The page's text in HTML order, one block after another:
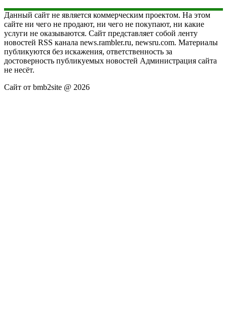
Данный сайт не является коммерческим проектом. На этом
сайте ни чего не продают, ни чего не покупают, ни какие
услуги не оказываются. Сайт представляет собой ленту
новостей RSS канала news.rambler.ru, newsru.com. Материалы
публикуются без искажения, ответственность за
достоверность публикуемых новостей Администрация сайта
не несёт.
Сайт от bmb2site @ 2026